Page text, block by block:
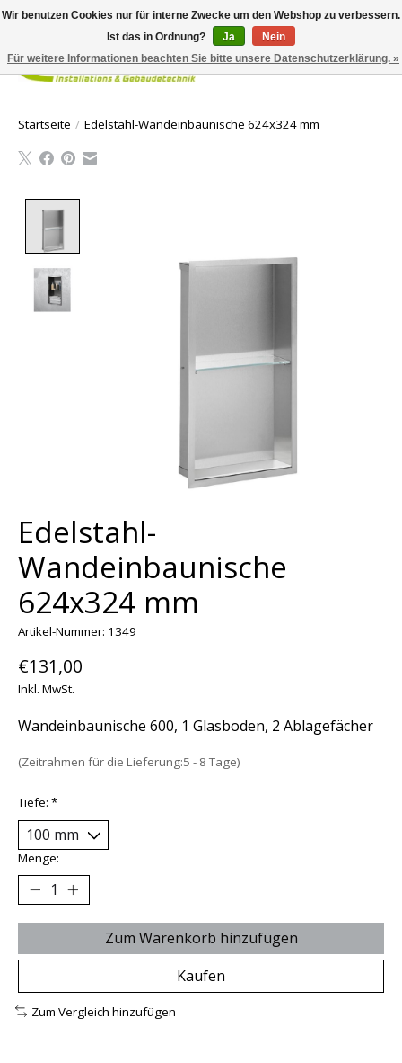
Ihr
Startseite / Edelstahl-Wandeinbaunische 624x324 mm
Edelstahl-
Wandeinbaunische
624x324 mm
Artikel-Nummer: 1349
€131,00
Inkl. MwSt.
Wandeinbaunische 600, 1 Glasboden, 2 Ablagefächer
(Zeitrahmen für die Lieferung:5 - 8 Tage)
Tiefe: *
Menge:
Zum Warenkorb hinzufügen
Kaufen
Zum Vergleich hinzufügen
Wir benutzen Cookies nur für interne Zwecke um den Webshop zu verbessern.
Ist das in Ordnung?
Ja
Nein
Für weitere Informationen beachten Sie bitte unsere Datenschutzerklärung. »